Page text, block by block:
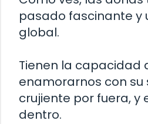
pasado fascinante y
global.
Tienen la capacidad
enamorarnos con su
crujiente por fuera, y
dentro.